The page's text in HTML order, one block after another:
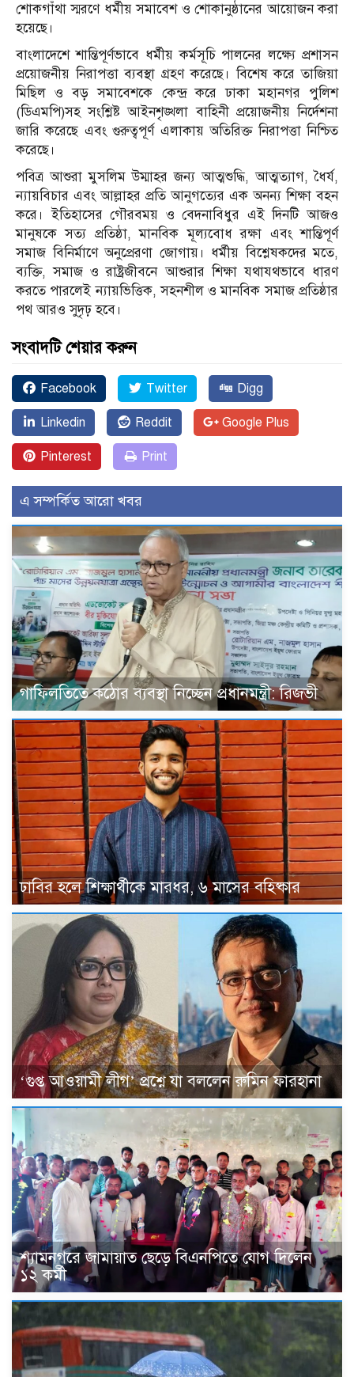
শোকগাঁথা স্মরণে ধর্মীয় সমাবেশ ও শোকানুষ্ঠানের আয়োজন করা
হয়েছে।
বাংলাদেশে শান্তিপূর্ণভাবে ধর্মীয় কর্মসূচি পালনের লক্ষ্যে প্রশাসন
প্রয়োজনীয় নিরাপত্তা ব্যবস্থা গ্রহণ করেছে। বিশেষ করে তাজিয়া
মিছিল ও বড় সমাবেশকে কেন্দ্র করে ঢাকা মহানগর পুলিশ
(ডিএমপি)সহ সংশ্লিষ্ট আইনশৃঙ্খলা বাহিনী প্রয়োজনীয় নির্দেশনা
জারি করেছে এবং গুরুত্বপূর্ণ এলাকায় অতিরিক্ত নিরাপত্তা নিশ্চিত
করেছে।
পবিত্র আশুরা মুসলিম উম্মাহর জন্য আত্মশুদ্ধি, আত্মত্যাগ, ধৈর্য,
ন্যায়বিচার এবং আল্লাহর প্রতি আনুগত্যের এক অনন্য শিক্ষা বহন
করে। ইতিহাসের গৌরবময় ও বেদনাবিধুর এই দিনটি আজও
মানুষকে সত্য প্রতিষ্ঠা, মানবিক মূল্যবোধ রক্ষা এবং শান্তিপূর্ণ
সমাজ বিনির্মাণে অনুপ্রেরণা জোগায়। ধর্মীয় বিশ্লেষকদের মতে,
ব্যক্তি, সমাজ ও রাষ্ট্রজীবনে আশুরার শিক্ষা যথাযথভাবে ধারণ
করতে পারলেই ন্যায়ভিত্তিক, সহনশীল ও মানবিক সমাজ প্রতিষ্ঠার
পথ আরও সুদৃঢ় হবে।
সংবাদটি শেয়ার করুন
Facebook Twitter Digg
Linkedin Reddit Google Plus
Pinterest Print
এ সম্পর্কিত আরো খবর
গাফিলতিতে কঠোর ব্যবস্থা নিচ্ছেন প্রধানমন্ত্রী: রিজভী
ঢাবির হলে শিক্ষার্থীকে মারধর, ৬ মাসের বহিষ্কার
‘গুপ্ত আওয়ামী লীগ’ প্রশ্নে যা বললেন রুমিন ফারহানা
শ্যামনগরে জামায়াত ছেড়ে বিএনপিতে যোগ দিলেন
১২ কর্মী